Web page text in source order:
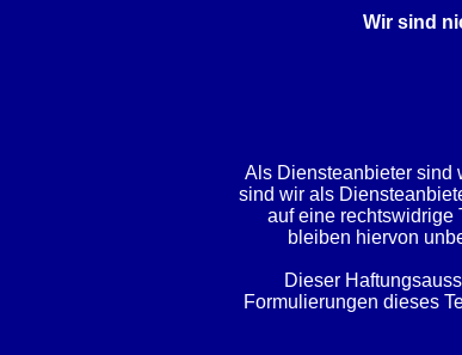
Wir sind
Als Diensteanbieter sind
sind wir als
auf eine rechtswidrige
bleiben hiervon
Dieser
Formulierungen dieses